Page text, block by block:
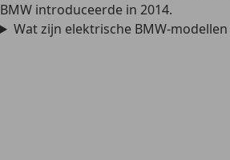
BMW introduceerde in 2014.
Wat zijn elektrische BMW-modellen